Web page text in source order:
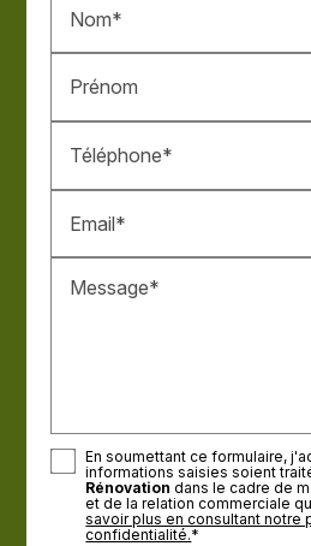
Nom*
Prénom
Téléphone*
Email*
Message*
En soumettant ce formulaire,
informations saisies soient
Rénovation dans le cadre de
et de la relation commerciale
savoir plus en consultant notre
confidentialité.*